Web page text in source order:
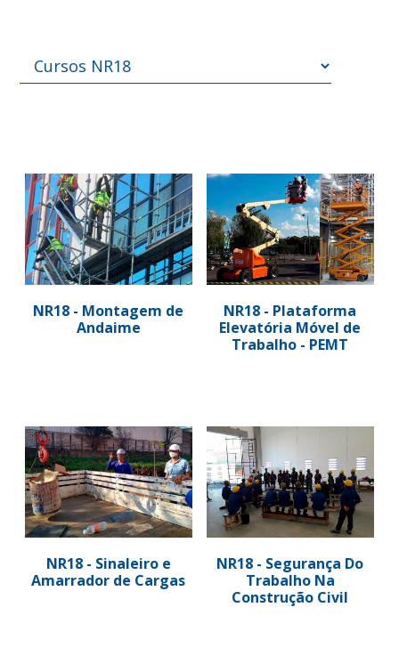
NR18 - Montagem de
Andaime
NR18 - Plataforma
Elevatória Móvel de
Trabalho - PEMT
NR18 - Sinaleiro e
Amarrador de Cargas
NR18 - Segurança Do
Trabalho Na
Construção Civil